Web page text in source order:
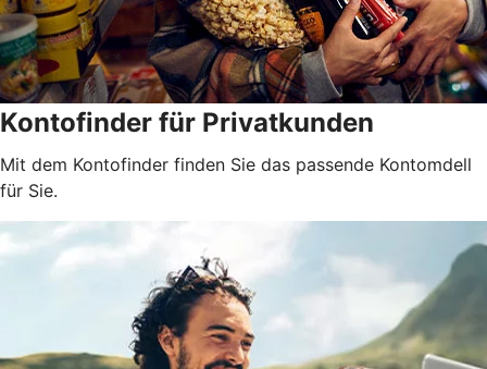
Kontofinder für Privatkunden
Mit dem Kontofinder finden Sie das passende Kontomdell
für Sie.